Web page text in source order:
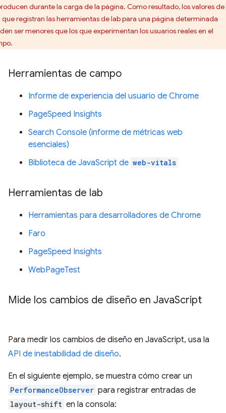
durante la carga de la página. Como resultado, los valores de
que registran las herramientas de lab para una página determinada
ser menores que los que experimentan los usuarios reales en el
Herramientas de campo
Informe de experiencia del usuario de Chrome
PageSpeed Insights
Search Console (informe de métricas web
esenciales)
Biblioteca de JavaScript de web-vitals
Herramientas de lab
Herramientas para desarrolladores de Chrome
Faro
PageSpeed Insights
WebPageTest
Mide los cambios de diseño en JavaScript
Para medir los cambios de diseño en JavaScript, usa la
API de inestabilidad de diseño.
En el siguiente ejemplo, se muestra cómo crear un
PerformanceObserver para registrar entradas de
layout-shift en la consola: